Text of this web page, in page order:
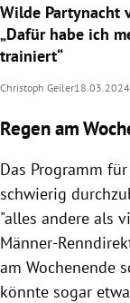
Wilde Partynacht
„Dafür habe ich
trainiert“
Christoph Geiler18.03.2024
Regen am
Das Programm
schwierig
"alles andere als
Männer-
am Wochenende
könnte sogar